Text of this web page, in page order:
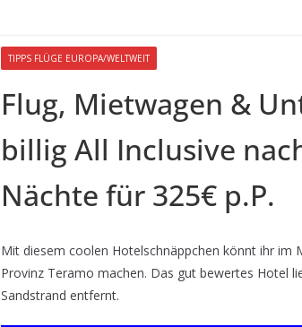
TIPPS FLÜGE EUROPA/WELTWEIT
Flug, Mietwagen &
billig All Inclusive
Nächte für 325€ p.P.
Mit diesem coolen Hotelschnäppchen könnt ihr im
Provinz Teramo machen. Das gut bewertes Hotel
Sandstrand entfernt.